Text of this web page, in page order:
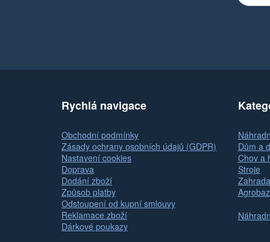
Rychlá navigace
Obchodní podmínky
Zásady ochrany osobních údajů (GDPR)
Nastavení cookies
Doprava
Dodání zboží
Způsob platby
Odstoupení od kupní smlouvy
Reklamace zboží
Dárkové poukazy
Dům a
Chov a
Stroje